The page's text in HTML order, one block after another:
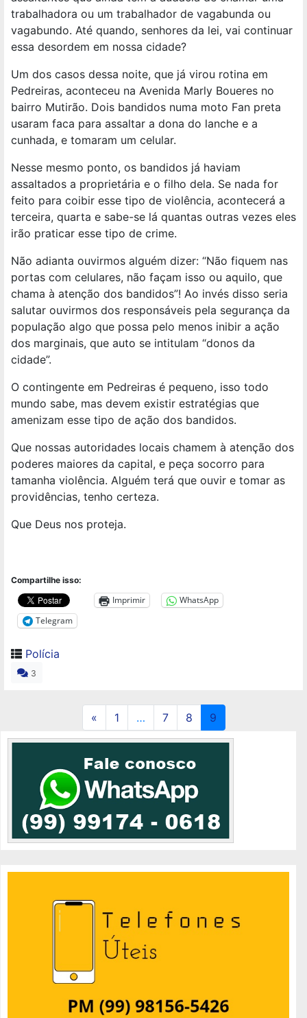
trabalhadora ou um trabalhador de vagabunda ou
vagabundo. Até quando, senhores da lei, vai continuar
essa desordem em nossa cidade?
Um dos casos dessa noite, que já virou rotina em
Pedreiras, aconteceu na Avenida Marly Boueres no
bairro Mutirão. Dois bandidos numa moto Fan preta
usaram faca para assaltar a dona do lanche e a
cunhada, e tomaram um celular.
Nesse mesmo ponto, os bandidos já haviam
assaltados a proprietária e o filho dela. Se nada for
feito para coibir esse tipo de violência, acontecerá a
terceira, quarta e sabe-se lá quantas outras vezes eles
irão praticar esse tipo de crime.
Não adianta ouvirmos alguém dizer: “Não fiquem nas
portas com celulares, não façam isso ou aquilo, que
chama à atenção dos bandidos”! Ao invés disso seria
salutar ouvirmos dos responsáveis pela segurança da
população algo que possa pelo menos inibir a ação
dos marginais, que auto se intitulam “donos da
cidade”.
O contingente em Pedreiras é pequeno, isso todo
mundo sabe, mas devem existir estratégias que
amenizam esse tipo de ação dos bandidos.
Que nossas autoridades locais chamem à atenção dos
poderes maiores da capital, e peça socorro para
tamanha violência. Alguém terá que ouvir e tomar as
providências, tenho certeza.
Que Deus nos proteja.
Compartilhe isso:
Imprimir
WhatsApp
Telegram
Polícia
3
« 1 … 7 8 9